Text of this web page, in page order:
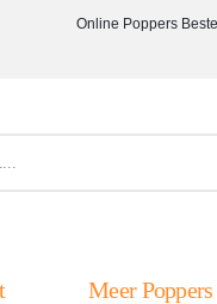
Online Poppers
Meer Poppers